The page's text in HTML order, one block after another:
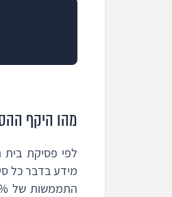
מהו היקף
לפי פסיקת בית
מידע בדבר כל